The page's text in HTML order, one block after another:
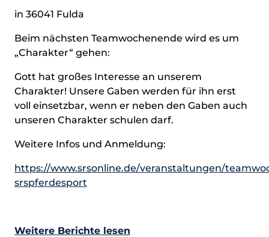
in 36041 Fulda
Beim nächsten Teamwochenende wird es um
„Charakter“ gehen:
Gott hat großes Interesse an unserem
Charakter! Unsere Gaben werden für ihn erst
voll einsetzbar, wenn er neben den Gaben auch
unseren Charakter schulen darf.
Weitere Infos und Anmeldung:
https://www.srsonline.de/veranstaltungen/
srspferdesport
Weitere Berichte lesen